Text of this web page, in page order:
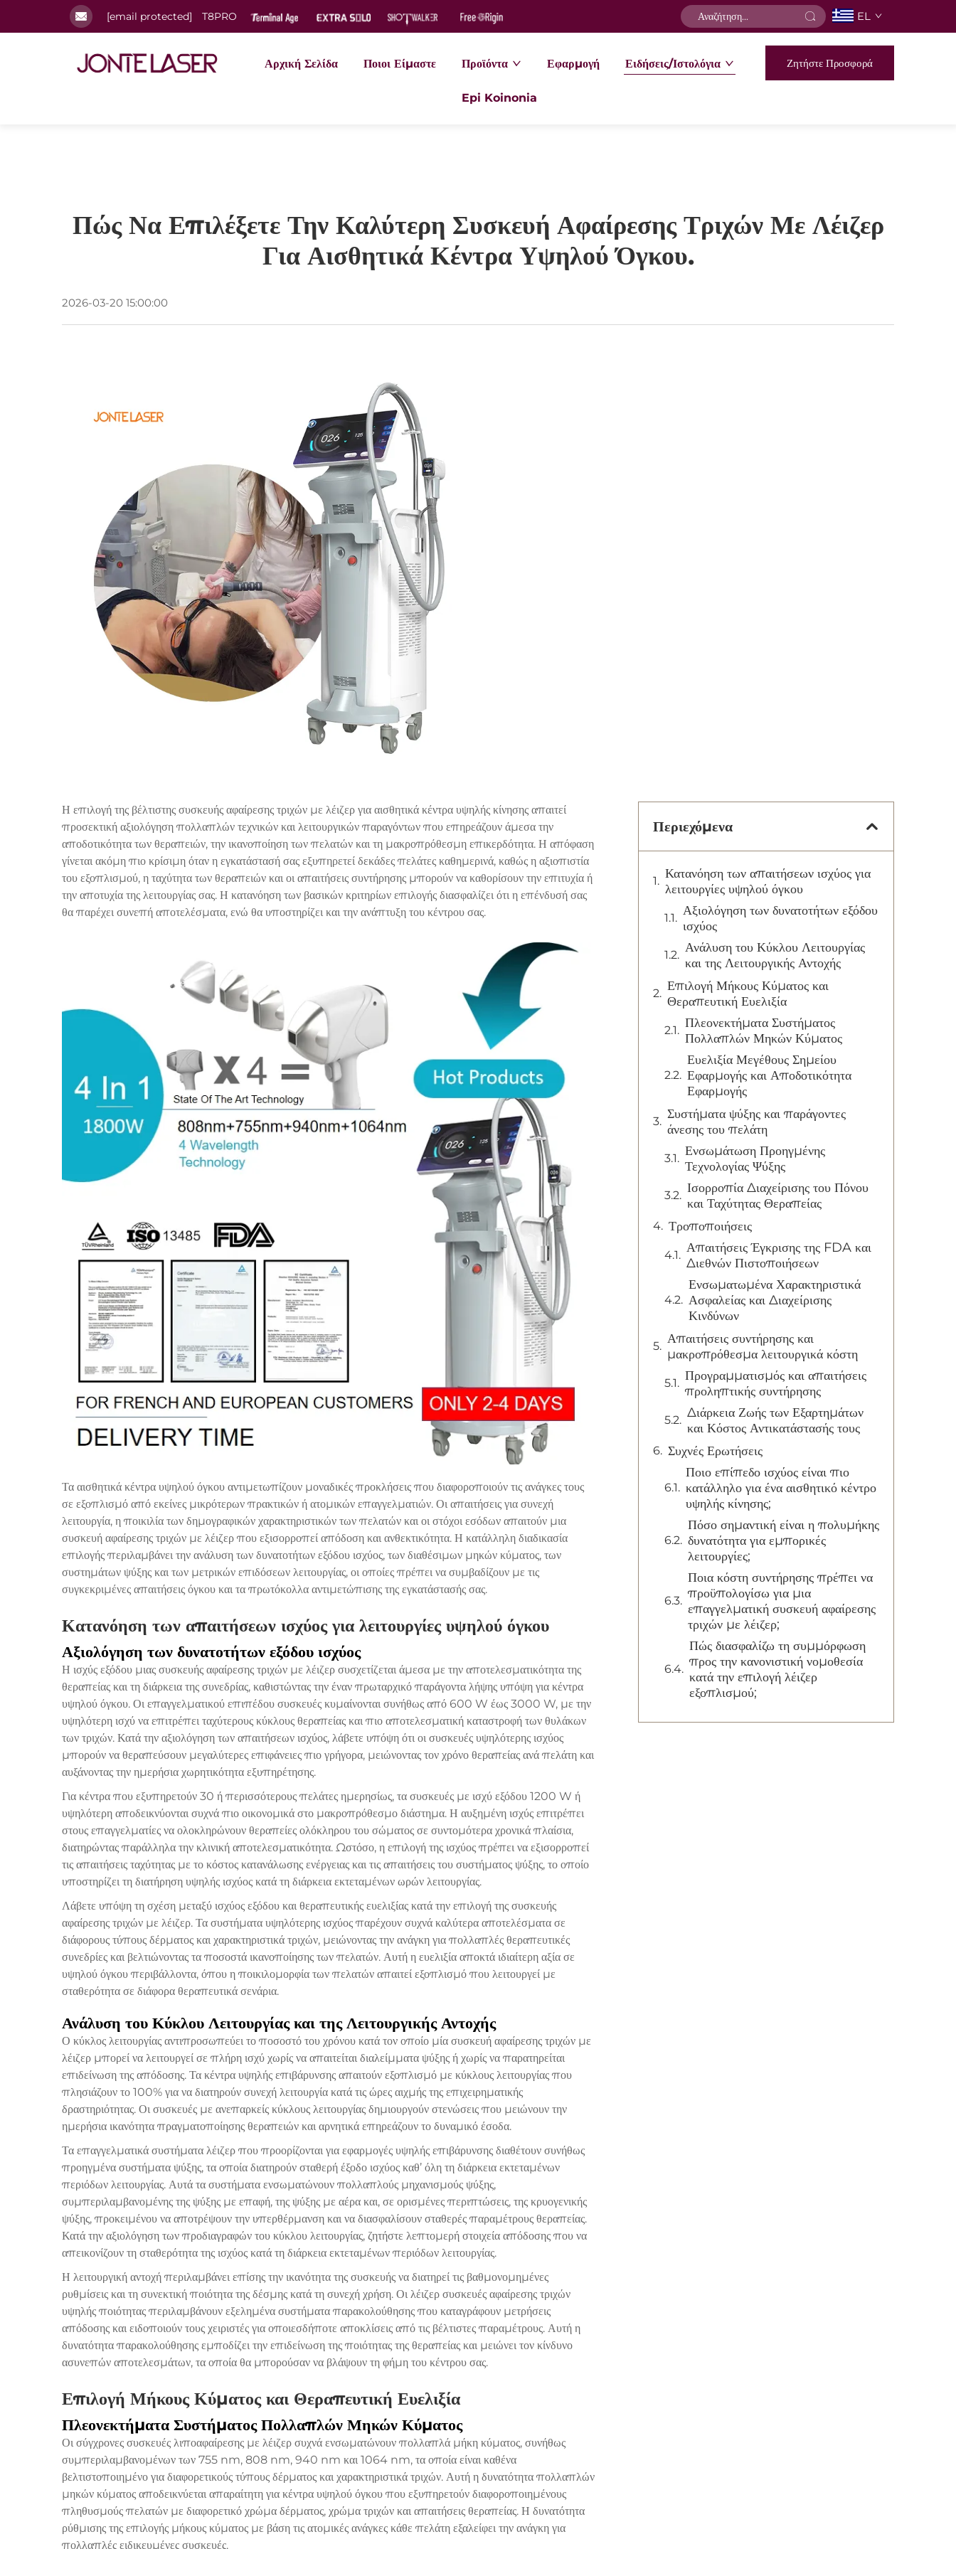
[email protected] T8PRO EL
Αρχική Σελίδα Ποιοι Είμαστε Προϊόντα Εφαρμογή Ειδήσεις/Ιστολόγια
Epi Koinonia
Ζητήστε Προσφορά
Πώς Να Επιλέξετε Την Καλύτερη Συσκευή Αφαίρεσης Τριχών Με Λέιζερ
Για Αισθητικά Κέντρα Υψηλού Όγκου.
2026-03-20 15:00:00
Η επιλογή της βέλτιστης συσκευής αφαίρεσης τριχών με λέιζερ για αισθητικά κέντρα υψηλής κίνησης απαιτεί
προσεκτική αξιολόγηση πολλαπλών τεχνικών και λειτουργικών παραγόντων που επηρεάζουν άμεσα την
αποδοτικότητα των θεραπειών, την ικανοποίηση των πελατών και τη μακροπρόθεσμη επικερδότητα. Η απόφαση
γίνεται ακόμη πιο κρίσιμη όταν η εγκατάστασή σας εξυπηρετεί δεκάδες πελάτες καθημερινά, καθώς η αξιοπιστία
του εξοπλισμού, η ταχύτητα των θεραπειών και οι απαιτήσεις συντήρησης μπορούν να καθορίσουν την επιτυχία ή
την αποτυχία της λειτουργίας σας. Η κατανόηση των βασικών κριτηρίων επιλογής διασφαλίζει ότι η επένδυσή σας
θα παρέχει συνεπή αποτελέσματα, ενώ θα υποστηρίζει και την ανάπτυξη του κέντρου σας.
Τα αισθητικά κέντρα υψηλού όγκου αντιμετωπίζουν μοναδικές προκλήσεις που διαφοροποιούν τις ανάγκες τους
σε εξοπλισμό από εκείνες μικρότερων πρακτικών ή ατομικών επαγγελματιών. Οι απαιτήσεις για συνεχή
λειτουργία, η ποικιλία των δημογραφικών χαρακτηριστικών των πελατών και οι στόχοι εσόδων απαιτούν μια
συσκευή αφαίρεσης τριχών με λέιζερ που εξισορροπεί απόδοση και ανθεκτικότητα. Η κατάλληλη διαδικασία
επιλογής περιλαμβάνει την ανάλυση των δυνατοτήτων εξόδου ισχύος, των διαθέσιμων μηκών κύματος, των
συστημάτων ψύξης και των μετρικών επιδόσεων λειτουργίας, οι οποίες πρέπει να συμβαδίζουν με τις
συγκεκριμένες απαιτήσεις όγκου και τα πρωτόκολλα αντιμετώπισης της εγκατάστασής σας.
Κατανόηση των απαιτήσεων ισχύος για λειτουργίες υψηλού όγκου
Αξιολόγηση των δυνατοτήτων εξόδου ισχύος
Η ισχύς εξόδου μιας συσκευής αφαίρεσης τριχών με λέιζερ συσχετίζεται άμεσα με την αποτελεσματικότητα της
θεραπείας και τη διάρκεια της συνεδρίας, καθιστώντας την έναν πρωταρχικό παράγοντα λήψης υπόψη για κέντρα
υψηλού όγκου. Οι επαγγελματικού επιπέδου συσκευές κυμαίνονται συνήθως από 600 W έως 3000 W, με την
υψηλότερη ισχύ να επιτρέπει ταχύτερους κύκλους θεραπείας και πιο αποτελεσματική καταστροφή των θυλάκων
των τριχών. Κατά την αξιολόγηση των απαιτήσεων ισχύος, λάβετε υπόψη ότι οι συσκευές υψηλότερης ισχύος
μπορούν να θεραπεύσουν μεγαλύτερες επιφάνειες πιο γρήγορα, μειώνοντας τον χρόνο θεραπείας ανά πελάτη και
αυξάνοντας την ημερήσια χωρητικότητα εξυπηρέτησης.
Για κέντρα που εξυπηρετούν 30 ή περισσότερους πελάτες ημερησίως, τα συσκευές με ισχύ εξόδου 1200 W ή
υψηλότερη αποδεικνύονται συχνά πιο οικονομικά στο μακροπρόθεσμο διάστημα. Η αυξημένη ισχύς επιτρέπει
στους επαγγελματίες να ολοκληρώνουν θεραπείες ολόκληρου του σώματος σε συντομότερα χρονικά πλαίσια,
διατηρώντας παράλληλα την κλινική αποτελεσματικότητα. Ωστόσο, η επιλογή της ισχύος πρέπει να εξισορροπεί
τις απαιτήσεις ταχύτητας με το κόστος κατανάλωσης ενέργειας και τις απαιτήσεις του συστήματος ψύξης, το οποίο
υποστηρίζει τη διατήρηση υψηλής ισχύος κατά τη διάρκεια εκτεταμένων ωρών λειτουργίας.
Λάβετε υπόψη τη σχέση μεταξύ ισχύος εξόδου και θεραπευτικής ευελιξίας κατά την επιλογή της συσκευής
αφαίρεσης τριχών με λέιζερ. Τα συστήματα υψηλότερης ισχύος παρέχουν συχνά καλύτερα αποτελέσματα σε
διάφορους τύπους δέρματος και χαρακτηριστικά τριχών, μειώνοντας την ανάγκη για πολλαπλές θεραπευτικές
συνεδρίες και βελτιώνοντας τα ποσοστά ικανοποίησης των πελατών. Αυτή η ευελιξία αποκτά ιδιαίτερη αξία σε
υψηλού όγκου περιβάλλοντα, όπου η ποικιλομορφία των πελατών απαιτεί εξοπλισμό που λειτουργεί με
σταθερότητα σε διάφορα θεραπευτικά σενάρια.
Ανάλυση του Κύκλου Λειτουργίας και της Λειτουργικής Αντοχής
Ο κύκλος λειτουργίας αντιπροσωπεύει το ποσοστό του χρόνου κατά τον οποίο μία συσκευή αφαίρεσης τριχών με
λέιζερ μπορεί να λειτουργεί σε πλήρη ισχύ χωρίς να απαιτείται διαλείμματα ψύξης ή χωρίς να παρατηρείται
επιδείνωση της απόδοσης. Τα κέντρα υψηλής επιβάρυνσης απαιτούν εξοπλισμό με κύκλους λειτουργίας που
πλησιάζουν το 100% για να διατηρούν συνεχή λειτουργία κατά τις ώρες αιχμής της επιχειρηματικής
δραστηριότητας. Οι συσκευές με ανεπαρκείς κύκλους λειτουργίας δημιουργούν στενώσεις που μειώνουν την
ημερήσια ικανότητα πραγματοποίησης θεραπειών και αρνητικά επηρεάζουν το δυναμικό έσοδα.
Τα επαγγελματικά συστήματα λέιζερ που προορίζονται για εφαρμογές υψηλής επιβάρυνσης διαθέτουν συνήθως
προηγμένα συστήματα ψύξης, τα οποία διατηρούν σταθερή έξοδο ισχύος καθ’ όλη τη διάρκεια εκτεταμένων
περιόδων λειτουργίας. Αυτά τα συστήματα ενσωματώνουν πολλαπλούς μηχανισμούς ψύξης,
συμπεριλαμβανομένης της ψύξης με επαφή, της ψύξης με αέρα και, σε ορισμένες περιπτώσεις, της κρυογενικής
ψύξης, προκειμένου να αποτρέψουν την υπερθέρμανση και να διασφαλίσουν σταθερές παραμέτρους θεραπείας.
Κατά την αξιολόγηση των προδιαγραφών του κύκλου λειτουργίας, ζητήστε λεπτομερή στοιχεία απόδοσης που να
απεικονίζουν τη σταθερότητα της ισχύος κατά τη διάρκεια εκτεταμένων περιόδων λειτουργίας.
Η λειτουργική αντοχή περιλαμβάνει επίσης την ικανότητα της συσκευής να διατηρεί τις βαθμονομημένες
ρυθμίσεις και τη συνεκτική ποιότητα της δέσμης κατά τη συνεχή χρήση. Οι λέιζερ συσκευές αφαίρεσης τριχών
υψηλής ποιότητας περιλαμβάνουν εξελημένα συστήματα παρακολούθησης που καταγράφουν μετρήσεις
απόδοσης και ειδοποιούν τους χειριστές για οποιεσδήποτε αποκλίσεις από τις βέλτιστες παραμέτρους. Αυτή η
δυνατότητα παρακολούθησης εμποδίζει την επιδείνωση της ποιότητας της θεραπείας και μειώνει τον κίνδυνο
ασυνεπών αποτελεσμάτων, τα οποία θα μπορούσαν να βλάψουν τη φήμη του κέντρου σας.
Επιλογή Μήκους Κύματος και Θεραπευτική Ευελιξία
Πλεονεκτήματα Συστήματος Πολλαπλών Μηκών Κύματος
Οι σύγχρονες συσκευές λιποαφαίρεσης με λέιζερ συχνά ενσωματώνουν πολλαπλά μήκη κύματος, συνήθως
συμπεριλαμβανομένων των 755 nm, 808 nm, 940 nm και 1064 nm, τα οποία είναι καθένα
βελτιστοποιημένο για διαφορετικούς τύπους δέρματος και χαρακτηριστικά τριχών. Αυτή η δυνατότητα πολλαπλών
μηκών κύματος αποδεικνύεται απαραίτητη για κέντρα υψηλού όγκου που εξυπηρετούν διαφοροποιημένους
πληθυσμούς πελατών με διαφορετικό χρώμα δέρματος, χρώμα τριχών και απαιτήσεις θεραπείας. Η δυνατότητα
ρύθμισης της επιλογής μήκους κύματος με βάση τις ατομικές ανάγκες κάθε πελάτη εξαλείφει την ανάγκη για
πολλαπλές ειδικευμένες συσκευές.
Περιεχόμενα
Κατανόηση των απαιτήσεων ισχύος για
λειτουργίες υψηλού όγκου
Αξιολόγηση των δυνατοτήτων εξόδου
ισχύος
Ανάλυση του Κύκλου Λειτουργίας
και της Λειτουργικής Αντοχής
Επιλογή Μήκους Κύματος και
Θεραπευτική Ευελιξία
Πλεονεκτήματα Συστήματος
Πολλαπλών Μηκών Κύματος
Ευελιξία Μεγέθους Σημείου
Εφαρμογής και Αποδοτικότητα
Εφαρμογής
Συστήματα ψύξης και παράγοντες
άνεσης του πελάτη
Ενσωμάτωση Προηγμένης
Τεχνολογίας Ψύξης
Ισορροπία Διαχείρισης του Πόνου
και Ταχύτητας Θεραπείας
Τροποποιήσεις
Απαιτήσεις Έγκρισης της FDA και
Διεθνών Πιστοποιήσεων
Ενσωματωμένα Χαρακτηριστικά
Ασφαλείας και Διαχείρισης
Κινδύνων
Απαιτήσεις συντήρησης και
μακροπρόθεσμα λειτουργικά κόστη
Προγραμματισμός και απαιτήσεις
προληπτικής συντήρησης
Διάρκεια Ζωής των Εξαρτημάτων
και Κόστος Αντικατάστασής τους
Συχνές Ερωτήσεις
Ποιο επίπεδο ισχύος είναι πιο
κατάλληλο για ένα αισθητικό κέντρο
υψηλής κίνησης;
Πόσο σημαντική είναι η πολυμήκης
δυνατότητα για εμπορικές
λειτουργίες;
Ποια κόστη συντήρησης πρέπει να
προϋπολογίσω για μια
επαγγελματική συσκευή αφαίρεσης
τριχών με λέιζερ;
Πώς διασφαλίζω τη συμμόρφωση
προς την κανονιστική νομοθεσία
κατά την επιλογή λέιζερ
εξοπλισμού;